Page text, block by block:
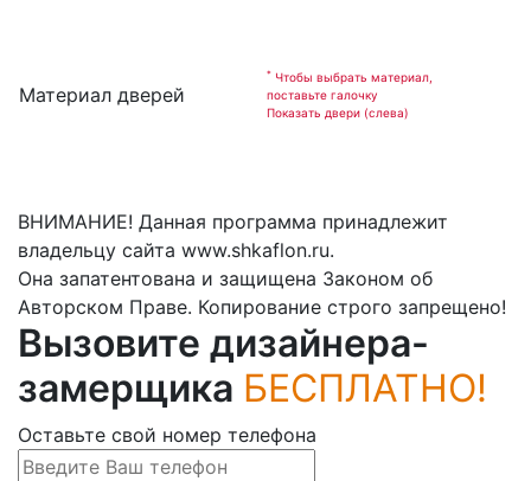
Материал дверей
* Чтобы выбрать материал,
поставьте галочку
Показать двери (слева)
ВНИМАНИЕ! Данная программа принадлежит
владельцу сайта www.shkaflon.ru.
Она запатентована и защищена Законом об
Авторском Праве. Копирование строго запрещено!
Вызовите дизайнера-
замерщика БЕСПЛАТНО!
Оставьте свой номер телефона